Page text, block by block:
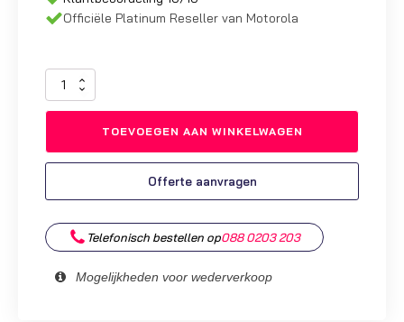
Officiële Platinum Reseller van Motorola
Motorola
R7
|
TOEVOEGEN AAN WINKELWAGEN
Offerte aanvragen
Telefonisch bestellen op088 0203 203
Mogelijkheden voor wederverkoop